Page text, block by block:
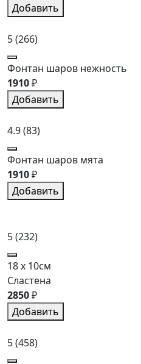
Добавить
5(266)
Фонтан шаров нежность
1910₽
Добавить
4.9(83)
Фонтан шаров мята
1910₽
Добавить
5(232)
18 x 10см
Сластена
2850₽
Добавить
5(458)